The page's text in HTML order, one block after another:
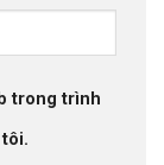
trong trình